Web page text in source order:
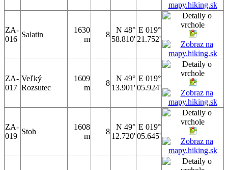
ZA-
016
Salatin
1630
m
8
N 48°
58.810'
E 019°
21.752'
ZA-
017
Veľký
Rozsutec
1609
m
8
N 49°
13.901'
E 019°
05.924'
ZA-
019
Stoh
1608
m
8
N 49°
12.720'
E 019°
05.645'